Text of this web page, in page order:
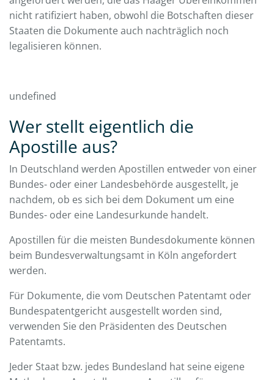
nicht ratifiziert haben, obwohl die Botschaften dieser
Staaten die Dokumente auch nachträglich noch
legalisieren können.
undefined
Wer stellt eigentlich die
Apostille aus?
In Deutschland werden Apostillen entweder von einer
Bundes- oder einer Landesbehörde ausgestellt, je
nachdem, ob es sich bei dem Dokument um eine
Bundes- oder eine Landesurkunde handelt.
Apostillen für die meisten Bundesdokumente können
beim Bundesverwaltungsamt in Köln angefordert
werden.
Für Dokumente, die vom Deutschen Patentamt oder
Bundespatentgericht ausgestellt worden sind,
verwenden Sie den Präsidenten des Deutschen
Patentamts.
Jeder Staat bzw. jedes Bundesland hat seine eigene